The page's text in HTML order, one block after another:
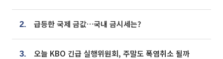
2. 급등한 국제 금값…국내 금시세는?
3. 오늘 KBO 긴급 실행위원회, 주말도 폭염취소 될까